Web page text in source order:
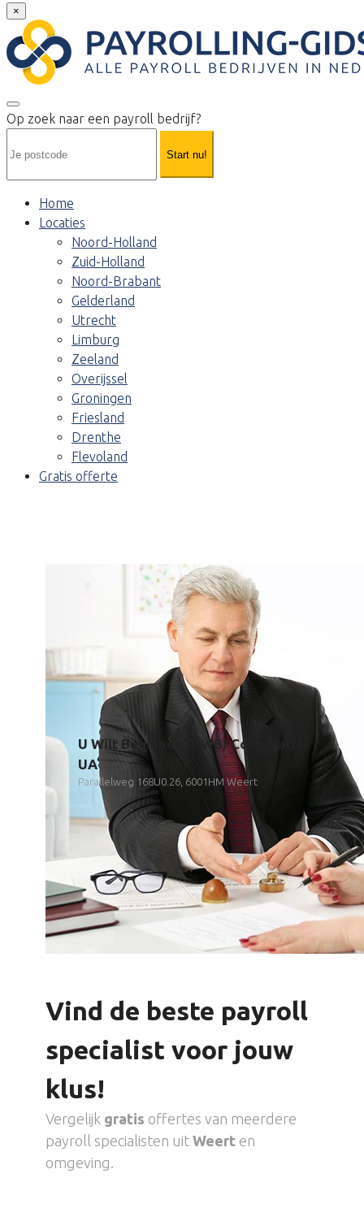
×
Op zoek naar een payroll bedrijf?
Start nu!
Home
Locaties
Noord-Holland
Zuid-Holland
Noord-Brabant
Gelderland
Utrecht
Limburg
Zeeland
Overijssel
Groningen
Friesland
Drenthe
Flevoland
Gratis offerte
U Wilt Beginnen (UWB) Coöperatie
UA
Parallelweg 168U0.26, 6001HM Weert
Vind de beste payroll
specialist voor jouw
klus!
Vergelijk gratis offertes van meerdere
payroll specialisten uit Weert en
omgeving.